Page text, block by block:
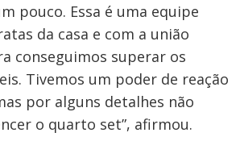
pouco. Essa é uma equipe
da casa e com a união
conseguimos superar os
Tivemos um poder de reação
por alguns detalhes não
o quarto set”, afirmou.